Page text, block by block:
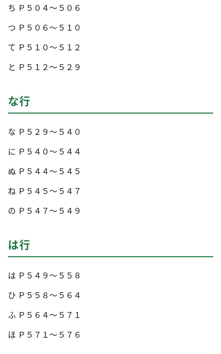
ち Ｐ５０４～５０６
つ Ｐ５０６～５１０
て Ｐ５１０～５１２
と Ｐ５１２～５２９
な行
な Ｐ５２９～５４０
に Ｐ５４０～５４４
ぬ Ｐ５４４～５４５
ね Ｐ５４５～５４７
の Ｐ５４７～５４９
は行
は Ｐ５４９～５５８
ひ Ｐ５５８～５６４
ふ Ｐ５６４～５７１
ほ Ｐ５７１～５７６